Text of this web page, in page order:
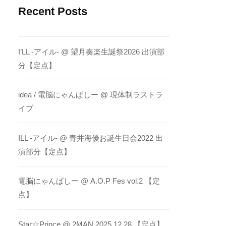
Recent Posts
I’LL -アイル- @ 望月奏楽生誕祭2026 出演部
分【定点】
idea / 電脳にゃんぱしー @ 現体制ラストラ
イブ
ILL -アイル- @ 青井海優お誕生日会2022 出
演部分【定点】
電脳にゃんぱしー @ A.O.P Fes vol.2 【定
点】
Star☆Prince @ 2MAN 2025.12.28 【定点】